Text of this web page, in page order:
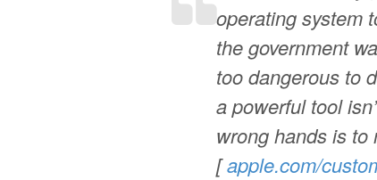
operating system
the government
too dangerous to
a powerful tool
wrong hands is to
[apple.com/